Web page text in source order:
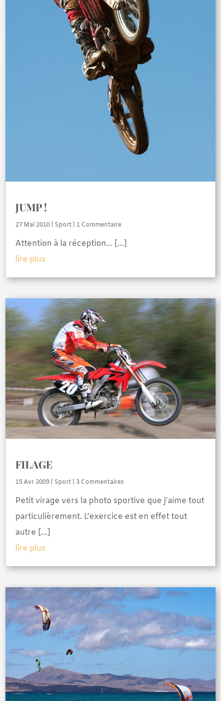
JUMP !
27 Mai 2010 | Sport | 1 Commentaire
Attention à la réception… […]
lire plus
FILAGE
15 Avr 2009 Sport | 3 Commentaires
Petit virage vers la photo sportive que j’aime tout
particulièrement. L’exercice est en effet tout
autre […]
lire plus